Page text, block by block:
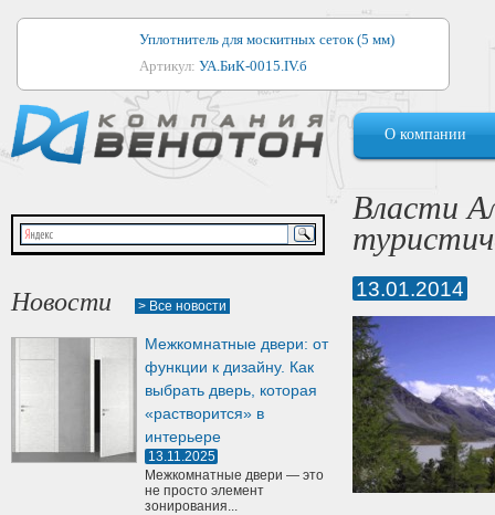
Уплотнитель для москитных сеток (5 мм)
Артикул: УА.БиК-0015.IV.б
Уплотнитель для алюминиевых окон
Артикул:1044
Уплотнитель для деревянных окон
Артикул:УМ.БиК-0062.IV.б
Уплотнитель лоджиевый для (4, 5, 6 мм)
Уплотнитель для деревянных дверей
Артикул:
О компании
Новости > Все новости
Межкомнатные двери: от
функции к дизайну. Как
выбрать дверь, которая
«растворится» в
интерьере
13.11.2025
Межкомнатные двери — это
не просто элемент
зонирования...
Власти
13.01.2014